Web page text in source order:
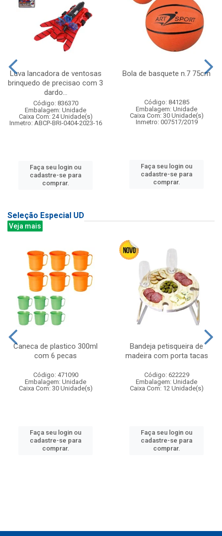
Luva lancadora de ventosas
brinquedo de precisao com 3
dardo...
Código: 836370
Embalagem: Unidade
Caixa Com: 24 Unidade(s)
Inmetro: ABCP-BRI-0404-2023-16
Faça seu login ou
cadastre-se para
comprar.
Bola de basquete n.7 75cm
Código: 841285
Embalagem: Unidade
Caixa Com: 30 Unidade(s)
Inmetro: 007517/2019
Faça seu login ou
cadastre-se para
comprar.
Seleção Especial UD
Veja mais
Caneca de plastico 300ml
com 6 pecas
Código: 471090
Embalagem: Unidade
Caixa Com: 30 Unidade(s)
Faça seu login ou
cadastre-se para
comprar.
Bandeja petisqueira de
madeira com porta tacas
Código: 622229
Embalagem: Unidade
Caixa Com: 12 Unidade(s)
Faça seu login ou
cadastre-se para
comprar.